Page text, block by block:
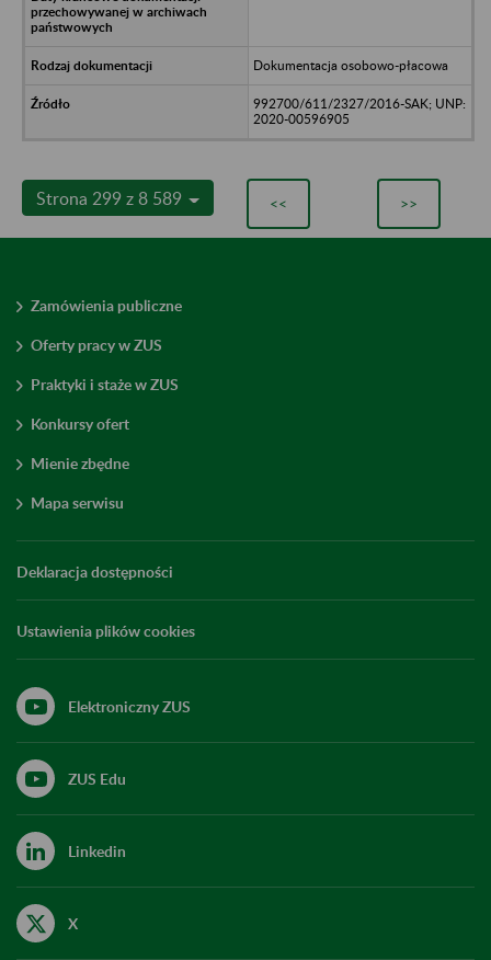
Dokumentacja osobowo-płacowa
992700/611/2327/2016-SAK; UNP:
2020-00596905
Strona 299 z 8 589 << >>
Zamówienia publiczne
Oferty pracy w ZUS
Praktyki i staże w ZUS
Konkursy ofert
Mienie zbędne
Mapa serwisu
Deklaracja dostępności
Ustawienia plików cookies
Elektroniczny ZUS
ZUS Edu
Linkedin
X